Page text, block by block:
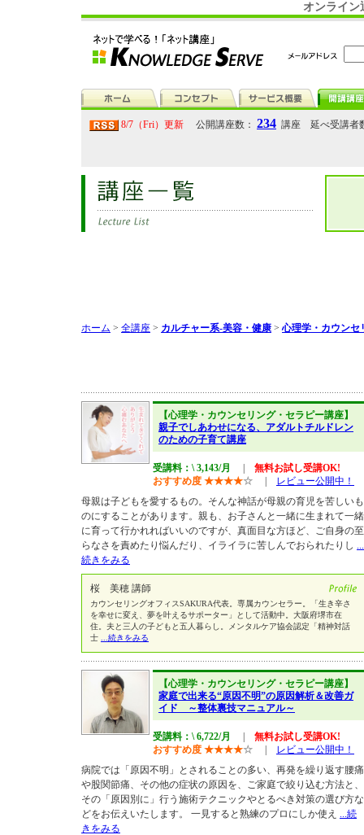
オンライン
8/7（Fri）更新 公開講座数： 234 講座 延べ受講者
ホーム > 全講座 > カルチャー系-美容・健康 >心理学・カウンセ
【心理学・カウンセリング・セラピー講座】
親子でしあわせになる、アダルトチルドレン
のための子育て講座
受講料：\ 3,143/月
無料お試し受講OK!
おすすめ度 ★★★★☆
レビュー公開中！
母親は子どもを愛するもの。そんな神話が母親の育児を苦しいも
のにすることがあります。親も、お子さんと一緒に生まれて一緒
に育って行かれればいいのですが、真面目な方ほど、ご自身の至
らなさを責めたり悩んだり、イライラに苦しんでおられたりし ...
続きをみる
桜 美穂 講師
カウンセリングオフィスSAKURA代表。専属カウンセラー。「生き辛さ
を幸せに変え、夢を叶えるサポーター」として活動中。大阪府堺市在
住。夫と三人の子どもと五人暮らし。メンタルケア協会認定「精神対話
士
...続きをみる
【心理学・カウンセリング・セラピー講座】
家庭で出来る“原因不明”の原因解析＆改善ガ
イド ～整体裏技マニュアル～
受講料：\ 6,722/月
無料お試し受講OK!
おすすめ度 ★★★★☆
レビュー公開中！
病院では「原因不明」とされることの多い、再発を繰り返す腰痛
や股関節痛、その他の症状の原因を、ご家庭で絞り込む方法と、
その「原因別に」行う施術テクニックやとるべき対策の選び方な
どをお伝えいたします。 一見すると熟練のプロにしか使え ...続
きをみる